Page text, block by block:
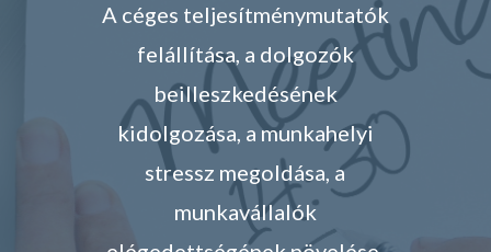
A céges teljesítménymutatók
felállítása, a dolgozók
beilleszkedésének
kidolgozása, a munkahelyi
stressz megoldása, a
munkavállalók